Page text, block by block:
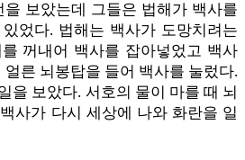
보았는데 그들은 법해가 백사를
었다. 법해는 백사가 도망치려는
꺼내어 백사를 잡아넣었고 백사
른 뇌봉탑을 들어 백사를 눌렀다.
을 보았다. 서호의 물이 마를 때 뇌
사가 다시 세상에 나와 화란을 일